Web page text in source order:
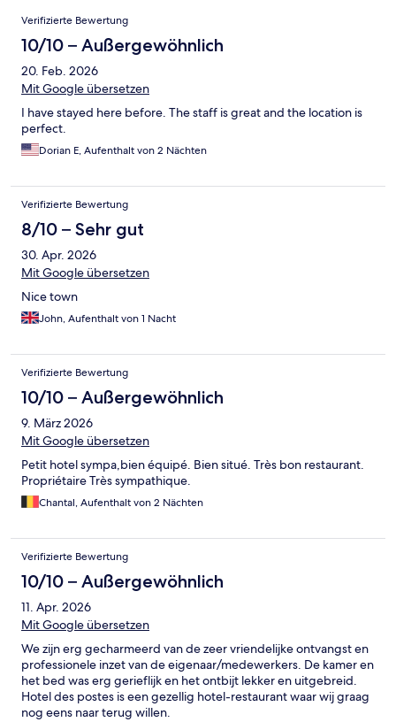
Bewertungen
Verifizierte Bewertung
10/10 – Außergewöhnlich
20. Feb. 2026
Mit Google übersetzen
I have stayed here before. The staff is great and the location is
perfect.
Dorian E, Aufenthalt von 2 Nächten
Verifizierte Bewertung
8/10 – Sehr gut
30. Apr. 2026
Mit Google übersetzen
Nice town
John, Aufenthalt von 1 Nacht
Verifizierte Bewertung
10/10 – Außergewöhnlich
9. März 2026
Mit Google übersetzen
Petit hotel sympa,bien équipé. Bien situé. Très bon restaurant.
Propriétaire Très sympathique.
Chantal, Aufenthalt von 2 Nächten
Verifizierte Bewertung
10/10 – Außergewöhnlich
11. Apr. 2026
Mit Google übersetzen
We zijn erg gecharmeerd van de zeer vriendelijke ontvangst en
professionele inzet van de eigenaar/medewerkers. De kamer en
het bed was erg gerieflijk en het ontbijt lekker en uitgebreid.
Hotel des postes is een gezellig hotel-restaurant waar wij graag
nog eens naar terug willen.